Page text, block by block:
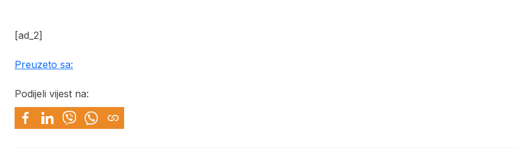
[ad_2]
Preuzeto sa:
Podijeli vijest na: